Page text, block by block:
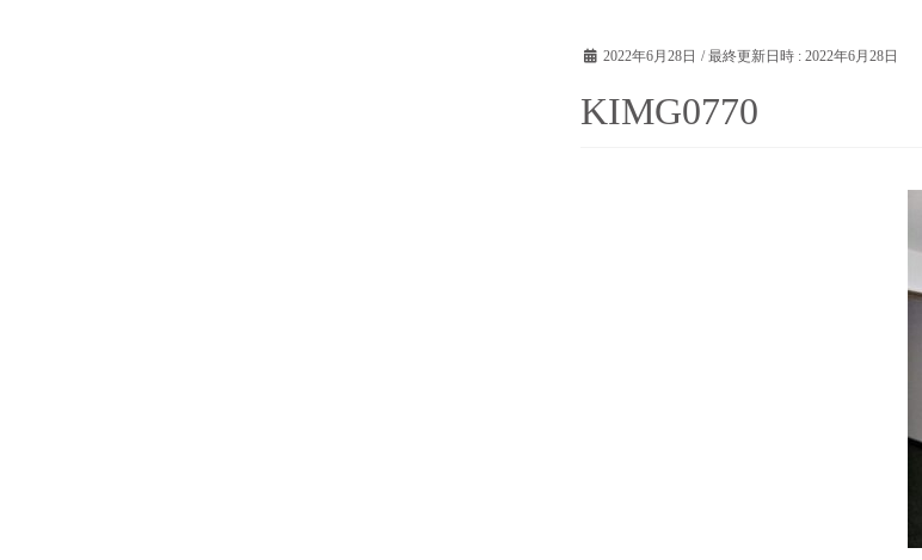
2022年6月28日 / 最終更新日時 :2022年6月28日
KIMG0770